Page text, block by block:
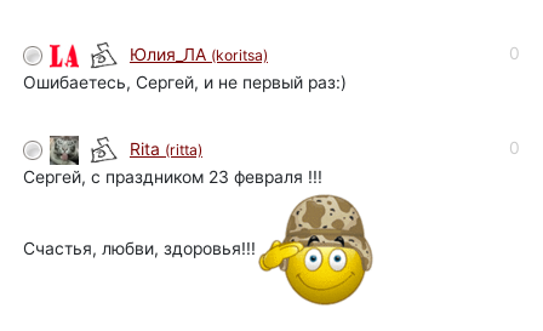
Юлия_ЛА (koritsa)
0
Ошибаетесь, Сергей, и не первый раз:)
Rita (ritta)
0
Сергей, с праздником 23 февраля !!!
Счастья, любви, здоровья!!!